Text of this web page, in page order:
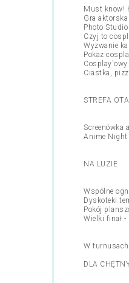
Must know!
Gra
Photo
Czyj to
Wyzwanie
Pokaz
Ciastka,
STREFA
Screenówka
Anime Night
NA LUZIE
Wspólne
Dyskoteki
Pokój
Wielki finał -
W turnusach
DLA